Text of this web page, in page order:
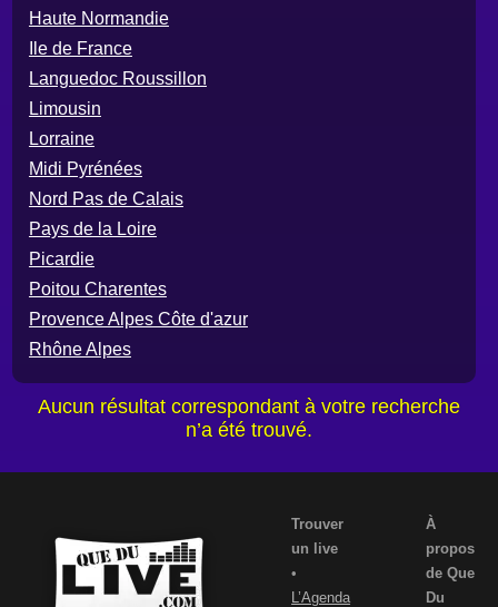
Haute Normandie
Ile de France
Languedoc Roussillon
Limousin
Lorraine
Midi Pyrénées
Nord Pas de Calais
Pays de la Loire
Picardie
Poitou Charentes
Provence Alpes Côte d'azur
Rhône Alpes
Aucun résultat correspondant à votre recherche
n’a été trouvé.
Trouver
un live
•
L’Agenda
À
propos
de Que
Du